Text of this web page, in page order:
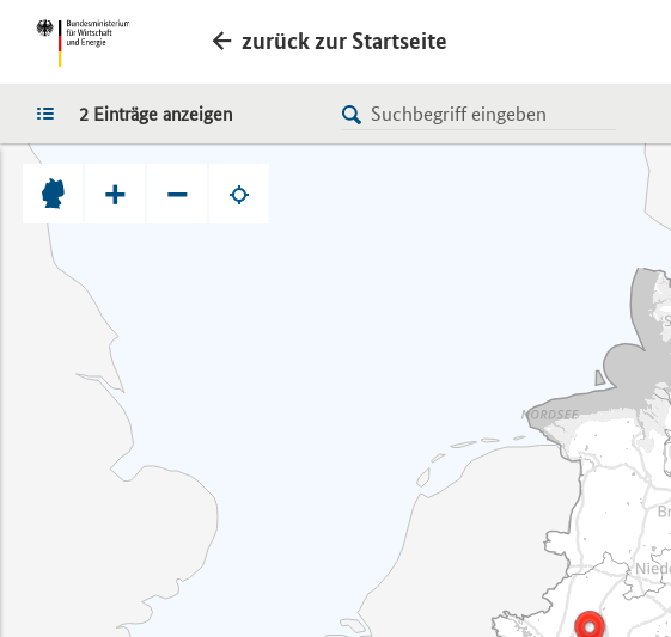
zurück zur Startseite
LISTE
2 Einträge anzeigen
+ −